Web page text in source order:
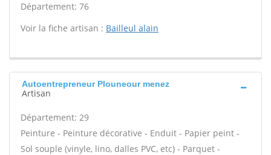
Département: 76
Voir la fiche artisan : Bailleul alain
Autoentrepreneur Plouneour menez
Artisan
Département: 29
Peinture - Peinture décorative - Enduit - Papier peint -
Sol souple (vinyle, lino, dalles PVC, etc) - Parquet -